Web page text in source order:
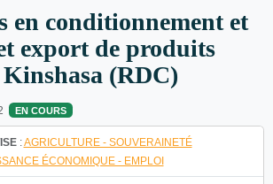
en conditionnement et
export de produits
(RDC)
EN COURS
:AGRICULTURE - SOUVERAINETÉ
ÉCONOMIQUE - EMPLOI